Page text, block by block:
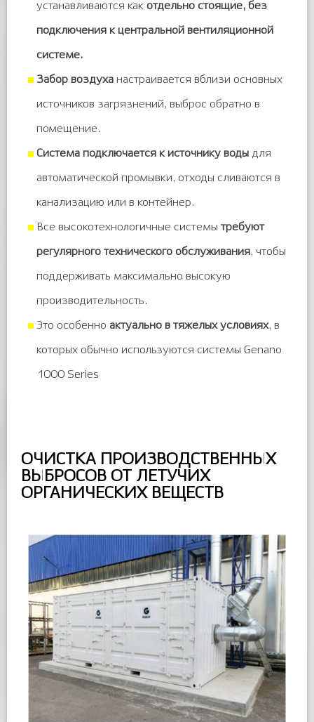
устанавливаются как отдельно стоящие, без
подключения к центральной вентиляционной
системе.
Забор воздуха настраивается вблизи основных
источников загрязнений, выброс обратно в
помещение.
Система подключается к источнику воды для
автоматической промывки, отходы сливаются в
канализацию или в контейнер.
Все высокотехнологичные системы требуют
регулярного технического обслуживания, чтобы
поддерживать максимально высокую
производительность.
Это особенно актуально в тяжелых условиях, в
которых обычно используются системы Genano
1000 Series
ОЧИСТКА ПРОИЗВОДСТВЕННЫХ
ВЫБРОСОВ ОТ ЛЕТУЧИХ
ОРГАНИЧЕСКИХ ВЕЩЕСТВ